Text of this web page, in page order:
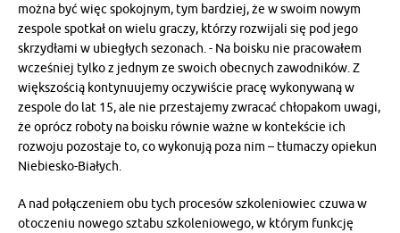
można być więc spokojnym, tym bardziej, że w swoim nowym
zespole spotkał on wielu graczy, którzy rozwijali się pod jego
skrzydłami w ubiegłych sezonach. - Na boisku nie pracowałem
wcześniej tylko z jednym ze swoich obecnych zawodników. Z
większością kontynuujemy oczywiście pracę wykonywaną w
zespole do lat 15, ale nie przestajemy zwracać chłopakom uwagi,
że oprócz roboty na boisku równie ważne w kontekście ich
rozwoju pozostaje to, co wykonują poza nim – tłumaczy opiekun
Niebiesko-Białych.
A nad połączeniem obu tych procesów szkoleniowiec czuwa w
otoczeniu nowego sztabu szkoleniowego, w którym funkcję